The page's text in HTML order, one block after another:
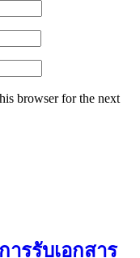
browser for the next
รรับเอกสาร